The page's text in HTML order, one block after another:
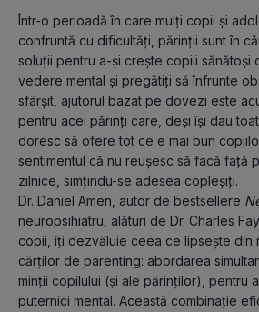
Într-o perioadă în care mulți copii și
confruntă cu dificultăți, părinții sunt în
soluții pentru a-și crește copiii sănătoși
vedere mental și pregătiți să înfrunte
sfârșit, ajutorul bazat pe dovezi este
pentru acei părinți care, deși își dau
doresc să ofere tot ce e mai bun
sentimentul că nu reușesc să facă față
zilnice, simțindu-se adesea copleșiți.
Dr. Daniel Amen, autor de bestsellere
neuropsihiatru, alături de Dr. Charles
copii, îți dezvăluie ceea ce lipsește din
cărților de parenting: abordarea
minții copilului (și ale părinților), pentru
puternici mental. Această combinație